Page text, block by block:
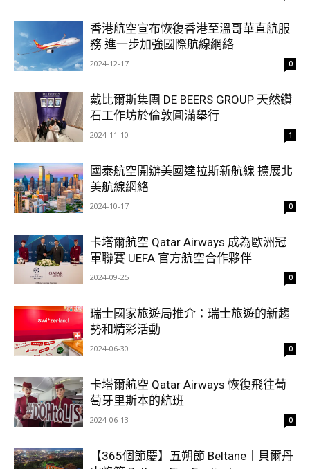
香港航空宣布恢復香港至溫哥華直航服
務 進一步加強國際航線網絡
2024-12-17 0
戴比爾斯集團 DE BEERS GROUP 天然鑽
石工作坊於倫敦圓滿舉行
2024-11-10 1
國泰航空開辦美國達拉斯新航線 擴展北
美航線網絡
2024-10-17 0
卡塔爾航空 Qatar Airways 成為歐洲冠
軍聯賽 UEFA 官方航空合作夥伴
2024-09-25 0
瑞士國家旅遊局推介：瑞士旅遊的新趨
勢和精彩活動
2024-06-30 0
卡塔爾航空 Qatar Airways 恢復飛往葡
萄牙里斯本的航班
2024-06-13 0
【365個節慶】五朔節 Beltane｜貝爾丹